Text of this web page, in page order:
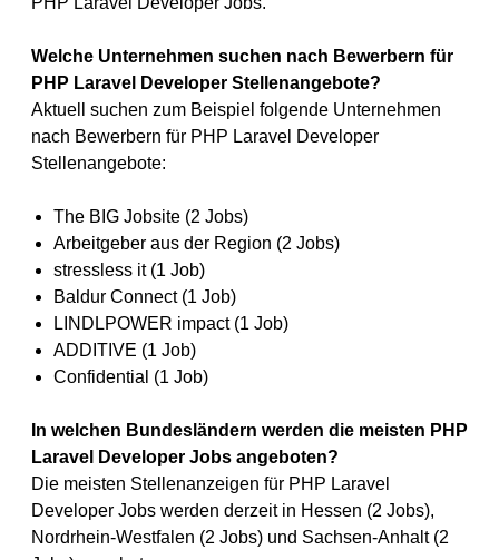
Welche Unternehmen suchen nach Bewerbern für
PHP Laravel Developer Stellenangebote?
Aktuell suchen zum Beispiel folgende Unternehmen
nach Bewerbern für PHP Laravel Developer
Stellenangebote:
The BIG Jobsite (2 Jobs)
Arbeitgeber aus der Region (2 Jobs)
stressless it (1 Job)
Baldur Connect (1 Job)
LINDLPOWER impact (1 Job)
ADDITIVE (1 Job)
Confidential (1 Job)
In welchen Bundesländern werden die meisten PHP
Laravel Developer Jobs angeboten?
Die meisten Stellenanzeigen für PHP Laravel
Developer Jobs werden derzeit in Hessen (2 Jobs),
Nordrhein-Westfalen (2 Jobs) und Sachsen-Anhalt (2